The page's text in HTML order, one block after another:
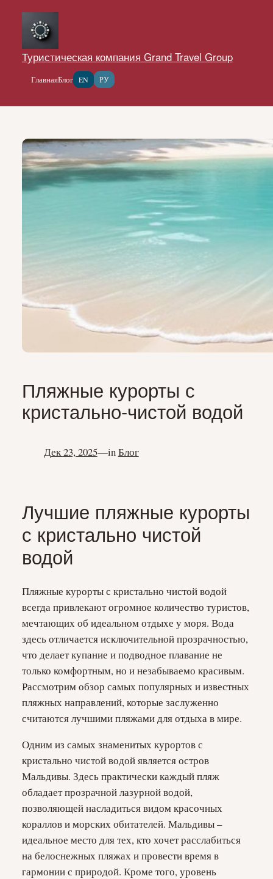
содержимому
Туристическая компания Grand Travel Group
ГлавнаяБлог EN РУ
Пляжные курорты с
кристально-чистой водой
Дек 23, 2025—inБлог
Лучшие пляжные курорты
с кристально чистой
водой
Пляжные курорты с кристально чистой водой
всегда привлекают огромное количество туристов,
мечтающих об идеальном отдыхе у моря. Вода
здесь отличается исключительной прозрачностью,
что делает купание и подводное плавание не
только комфортным, но и незабываемо красивым.
Рассмотрим обзор самых популярных и известных
пляжных направлений, которые заслуженно
считаются лучшими пляжами для отдыха в мире.
Одним из самых знаменитых курортов с
кристально чистой водой является остров
Мальдивы. Здесь практически каждый пляж
обладает прозрачной лазурной водой,
позволяющей насладиться видом красочных
кораллов и морских обитателей. Мальдивы –
идеальное место для тех, кто хочет расслабиться
на белоснежных пляжах и провести время в
гармонии с природой. Кроме того, уровень